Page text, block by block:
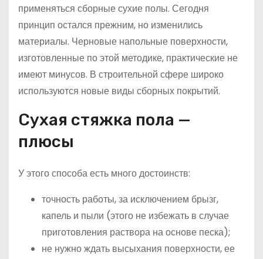
применяться сборные сухие полы. Сегодня
принцип остался прежним, но изменились
материалы. Черновые напольные поверхности,
изготовленные по этой методике, практические не
имеют минусов. В строительной сфере широко
используются новые виды сборных покрытий.
Сухая стяжка пола —
плюсы
У этого способа есть много достоинств:
точность работы, за исключением брызг,
капель и пыли (этого не избежать в случае
приготовления раствора на основе песка);
не нужно ждать высыхания поверхности, ее